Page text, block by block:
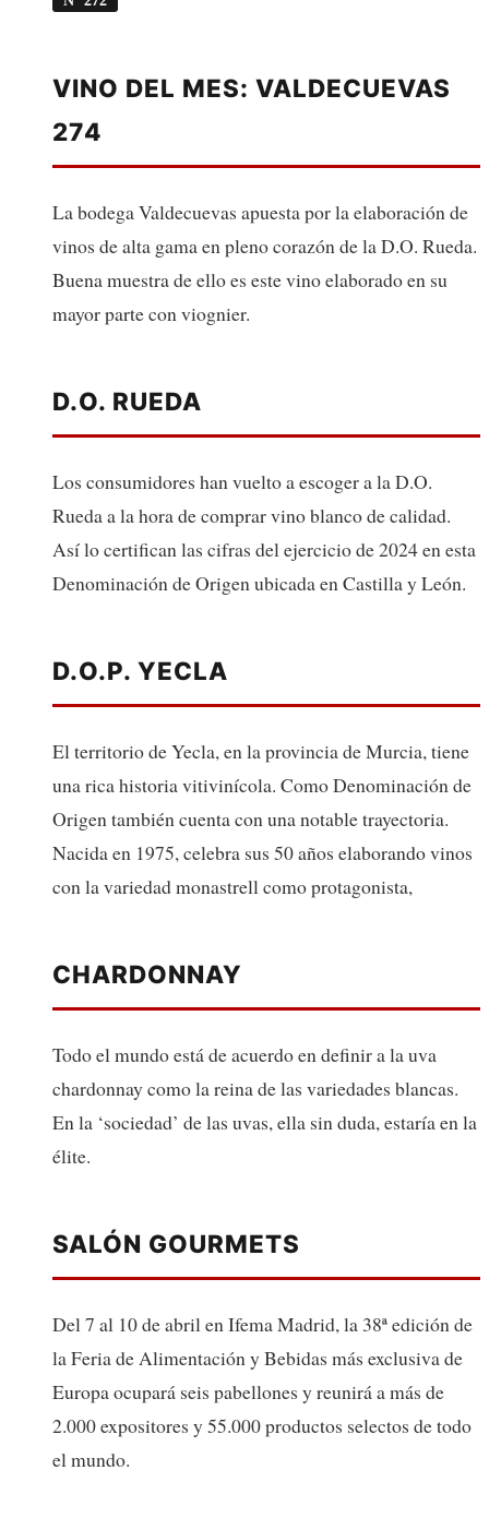
VINO DEL MES: VALDECUEVAS
274
La bodega Valdecuevas apuesta por la elaboración de
vinos de alta gama en pleno corazón de la D.O. Rueda.
Buena muestra de ello es este vino elaborado en su
mayor parte con viognier.
D.O. RUEDA
Los consumidores han vuelto a escoger a la D.O.
Rueda a la hora de comprar vino blanco de calidad.
Así lo certifican las cifras del ejercicio de 2024 en esta
Denominación de Origen ubicada en Castilla y León.
D.O.P. YECLA
El territorio de Yecla, en la provincia de Murcia, tiene
una rica historia vitivinícola. Como Denominación de
Origen también cuenta con una notable trayectoria.
Nacida en 1975, celebra sus 50 años elaborando vinos
con la variedad monastrell como protagonista,
CHARDONNAY
Todo el mundo está de acuerdo en definir a la uva
chardonnay como la reina de las variedades blancas.
En la ‘sociedad’ de las uvas, ella sin duda, estaría en la
élite.
SALÓN GOURMETS
Del 7 al 10 de abril en Ifema Madrid, la 38ª edición de
la Feria de Alimentación y Bebidas más exclusiva de
Europa ocupará seis pabellones y reunirá a más de
2.000 expositores y 55.000 productos selectos de todo
el mundo.